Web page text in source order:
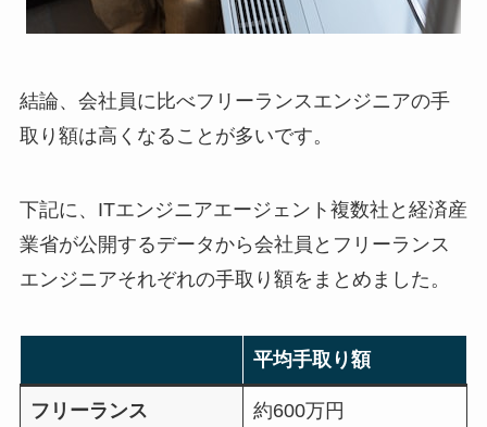
結論、会社員に比べフリーランスエンジニアの手
取り額は高くなることが多いです。
下記に、ITエンジニアエージェント複数社と経済産
業省が公開するデータから会社員とフリーランス
エンジニアそれぞれの手取り額をまとめました。
平均手取り額
フリーランス 約600万円